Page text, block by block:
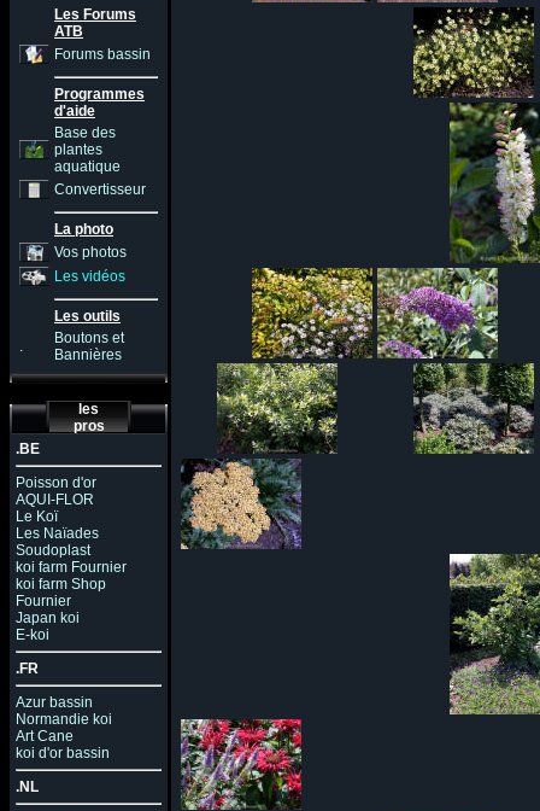
Les Forums
ATB
Forums bassin
Programmes
d'aide
Base des
plantes
aquatique
Convertisseur
La photo
Vos photos
Les vidéos
Les outils
.
Boutons et
Bannières
les
pros
.BE
Poisson d'or
AQUI-FLOR
Le Koï
Les Naïades
Soudoplast
koi farm Fournier
koi farm Shop
Fournier
Japan koi
E-koi
.FR
Azur bassin
Normandie koi
Art Cane
koi d'or bassin
.NL